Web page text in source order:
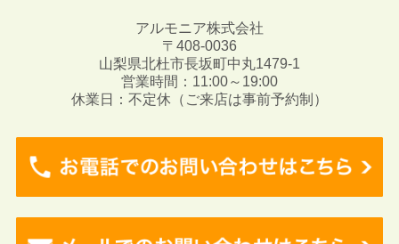
アルモニア株式会社
〒408-0036
山梨県北杜市長坂町中丸1479-1
営業時間：11:00～19:00
休業日：不定休（ご来店は事前予約制）